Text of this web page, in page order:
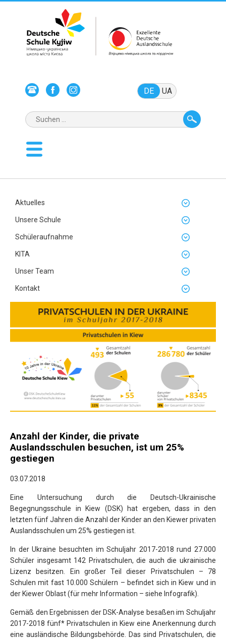
DE UA
Aktuelles
Unsere Schule
Schüleraufnahme
KITA
Unser Team
Kontakt
Anzahl der Kinder, die private
Auslandsschulen besuchen, ist um 25%
gestiegen
03.07.2018
Еine Untersuchung durch die Deutsch-Ukrainische
Begegnungsschule in Kiew (DSK) hat ergeben, dass in den
letzten fünf Jahren die Anzahl der Kinder an den Kiewer privaten
Auslandsschulen um 25% gestiegen ist.
In der Ukraine besuchten im Schuljahr 2017-2018 rund 27.000
Schüler insgesamt 142 Privatschulen, die auch die ukrainische
Lizenz besitzen. Ein großer Teil dieser Privatschulen – 78
Schulen mit fast 10.000 Schülern – befindet sich in Kiew und in
der Kiewer Oblast (für mehr Information – siehe Infografik).
Gemäß den Ergebnissen der DSK-Analyse besaßen im Schuljahr
2017-2018 fünf* Privatschulen in Kiew eine Anerkennung durch
eine ausländische Bildungsbehörde. Das sind Privatschulen, die